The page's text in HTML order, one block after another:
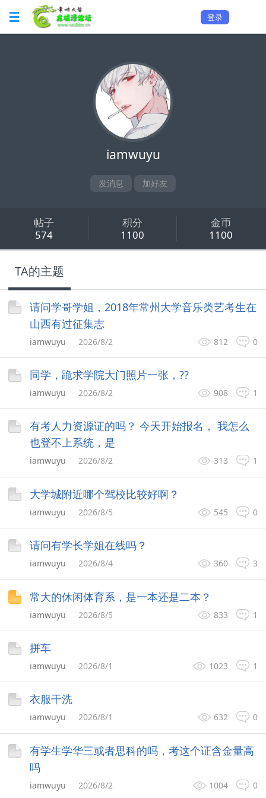
登录
iamwuyu
发消息 加好友
帖子
574
积分
1100
金币
1100
TA的主题
请问学哥学姐，2018年常州大学音乐类艺考生在
山西有过征集志
0
812
iamwuyu 2026/8/2
同学，跪求学院大门照片一张，??
1
908
iamwuyu 2026/8/2
有考人力资源证的吗？ 今天开始报名， 我怎么
也登不上系统，是
1
313
iamwuyu 2026/8/2
大学城附近哪个驾校比较好啊？
0
545
iamwuyu 2026/8/5
请问有学长学姐在线吗？
3
360
iamwuyu 2026/8/4
常大的休闲体育系，是一本还是二本？
1
833
iamwuyu 2026/8/5
拼车
1
1023
iamwuyu 2026/8/1
衣服干洗
0
632
iamwuyu 2026/8/1
有学生学华三或者思科的吗，考这个证含金量高
吗
0
1004
iamwuyu 2026/8/2